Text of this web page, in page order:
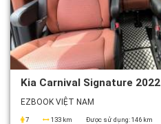
Kia Carnival Signature 2022
EZBOOK VIỆT NAM
7 133 km Được sử dụng:146 km